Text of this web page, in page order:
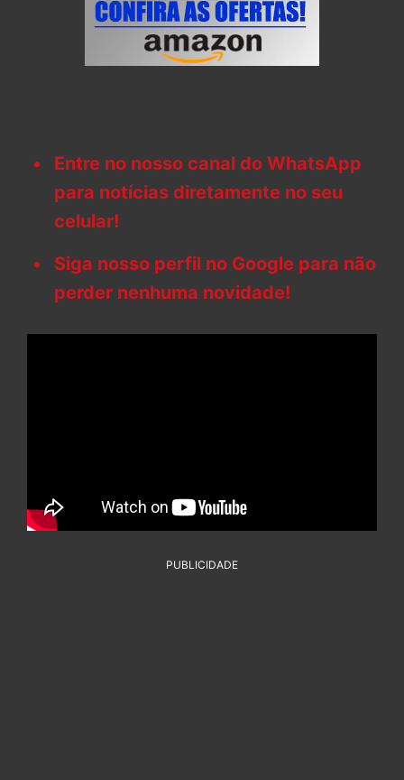
Entre no nosso canal do WhatsApp
para notícias diretamente no seu
celular!
Siga nosso perfil no Google para não
perder nenhuma novidade!
PUBLICIDADE